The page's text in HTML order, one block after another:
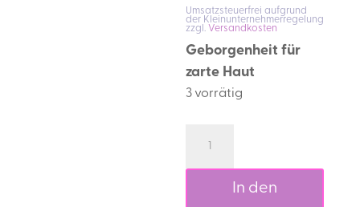
Umsatzsteuerfrei aufgrund
der Kleinunternehmerregelung
zzgl. Versandkosten
Geborgenheit für
zarte Haut
3 vorrätig
In den